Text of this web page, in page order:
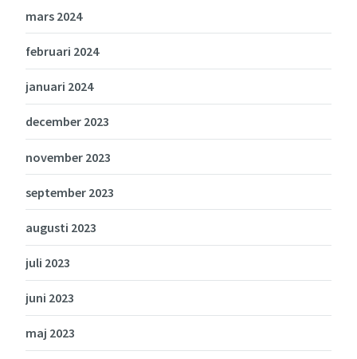
mars 2024
februari 2024
januari 2024
december 2023
november 2023
september 2023
augusti 2023
juli 2023
juni 2023
maj 2023